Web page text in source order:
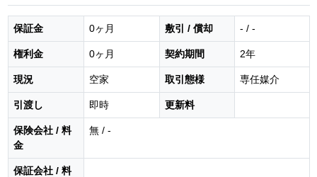
保証金 0ヶ月 敷引 / 償却 - / -
権利金 0ヶ月 契約期間 2年
現況 空家 取引態様 専任媒介
引渡し 即時 更新料
保険会社 / 料
金
無 / -
保証会社 / 料